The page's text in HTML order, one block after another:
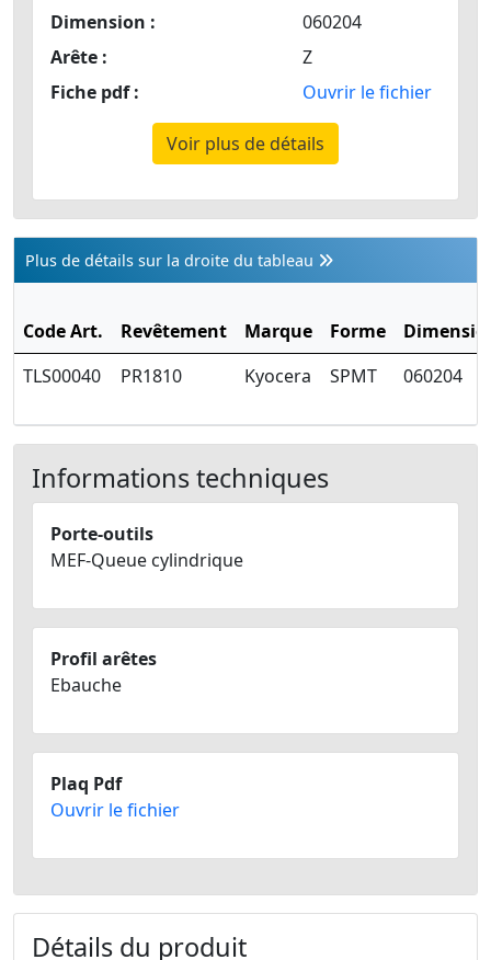
Dimension :
060204
Arête :
Z
Fiche pdf :
Ouvrir le fichier
Voir plus de détails
Plus de détails sur la droite du tableau
Code Art. Revêtement Marque Forme
TLS00040
PR1810 Kyocera SPMT 060204
Informations techniques
Porte-outils
MEF-Queue cylindrique
Profil arêtes
Ebauche
Plaq Pdf
Ouvrir le fichier
Détails du produit